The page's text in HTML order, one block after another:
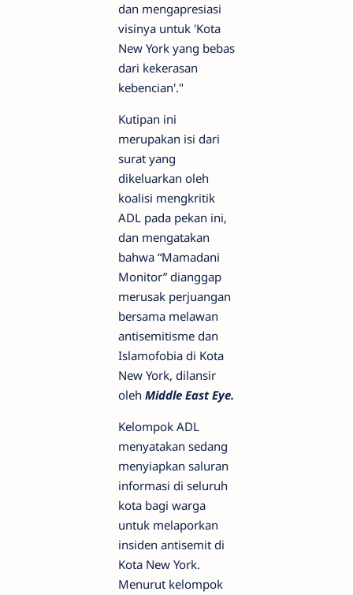
dan mengapresiasi
visinya untuk 'Kota
New York yang bebas
dari kekerasan
kebencian'."
Kutipan ini
merupakan isi dari
surat yang
dikeluarkan oleh
koalisi mengkritik
ADL pada pekan ini,
dan mengatakan
bahwa “Mamadani
Monitor” dianggap
merusak perjuangan
bersama melawan
antisemitisme dan
Islamofobia di Kota
New York, dilansir
oleh Middle East Eye.
Kelompok ADL
menyatakan sedang
menyiapkan saluran
informasi di seluruh
kota bagi warga
untuk melaporkan
insiden antisemit di
Kota New York.
Menurut kelompok